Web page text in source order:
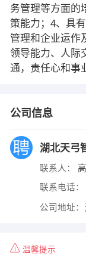
务管理等方面的
策能力；4、具
管理和企业运作
领导能力、人际
通，责任心和事
公司信息
湖北天弓
联系人：
联系电话：
公司地址：
温馨提示